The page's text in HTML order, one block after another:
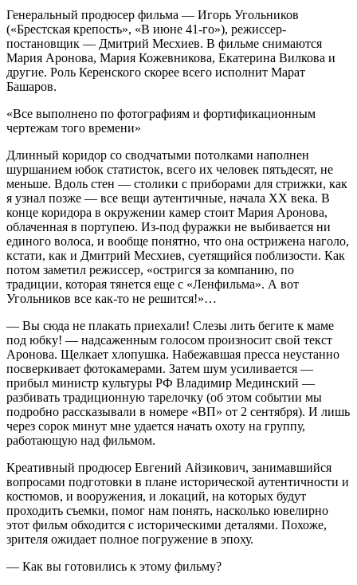
Генеральный продюсер фильма — Игорь Угольников
(«Брестская крепость», «В июне 41-го»), режиссер-
постановщик — Дмитрий Месхиев. В фильме снимаются
Мария Аронова, Мария Кожевникова, Екатерина Вилкова и
другие. Роль Керенского скорее всего исполнит Марат
Башаров.
«Все выполнено по фотографиям и фортификационным
чертежам того времени»
Длинный коридор со сводчатыми потолками наполнен
шуршанием юбок статисток, всего их человек пятьдесят, не
меньше. Вдоль стен — столики с приборами для стрижки, как
я узнал позже — все вещи аутентичные, начала ХХ века. В
конце коридора в окружении камер стоит Мария Аронова,
облаченная в портупею. Из-под фуражки не выбивается ни
единого волоса, и вообще понятно, что она острижена наголо,
кстати, как и Дмитрий Месхиев, суетящийся поблизости. Как
потом заметил режиссер, «остригся за компанию, по
традиции, которая тянется еще с «Ленфильма». А вот
Угольников все как-то не решится!»…
— Вы сюда не плакать приехали! Слезы лить бегите к маме
под юбку! — надсаженным голосом произносит свой текст
Аронова. Щелкает хлопушка. Набежавшая пресса неустанно
посверкивает фотокамерами. Затем шум усиливается —
прибыл министр культуры РФ Владимир Мединский —
разбивать традиционную тарелочку (об этом событии мы
подробно рассказывали в номере «ВП» от 2 сентября). И лишь
через сорок минут мне удается начать охоту на группу,
работающую над фильмом.
Креативный продюсер Евгений Айзикович, занимавшийся
вопросами подготовки в плане исторической аутентичности и
костюмов, и вооружения, и локаций, на которых будут
проходить съемки, помог нам понять, насколько ювелирно
этот фильм обходится с историческими деталями. Похоже,
зрителя ожидает полное погружение в эпоху.
— Как вы готовились к этому фильму?